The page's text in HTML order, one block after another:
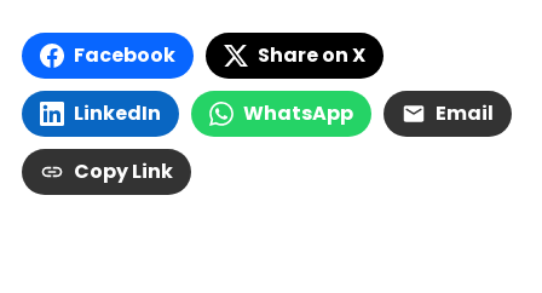
Facebook Share on X
LinkedIn WhatsApp Email
Copy Link